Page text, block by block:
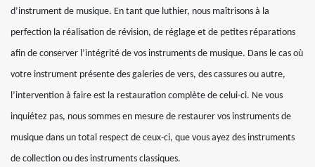
d’instrument de musique. En tant que luthier, nous maîtrisons à la
perfection la réalisation de révision, de réglage et de petites réparations
afin de conserver l’intégrité de vos instruments de musique. Dans le cas où
votre instrument présente des galeries de vers, des cassures ou autre,
l’intervention à faire est la restauration complète de celui-ci. Ne vous
inquiétez pas, nous sommes en mesure de restaurer vos instruments de
musique dans un total respect de ceux-ci, que vous ayez des instruments
de collection ou des instruments classiques.